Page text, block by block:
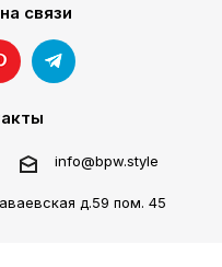
связи
info@bpw.style
д.59 пом. 45